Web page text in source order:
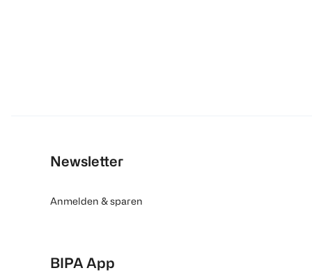
Newsletter
Anmelden & sparen
BIPA App